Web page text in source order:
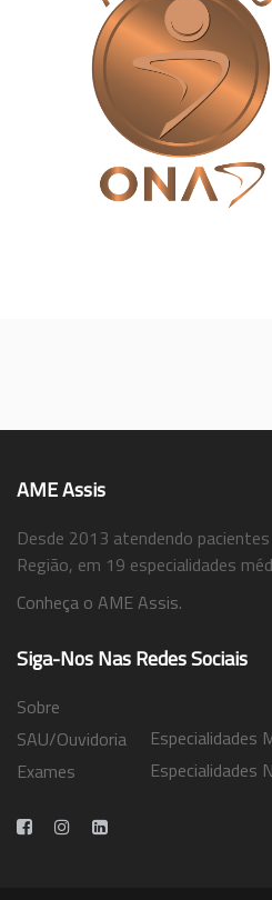
AME Assis
Desde 2013 atendendo
Região, em 19 especialidades
Conheça o AME Assis.
Siga-Nos Nas Redes Sociais
Sobre
SAU/Ouvidoria
Exames
Especialidades
Especialidades